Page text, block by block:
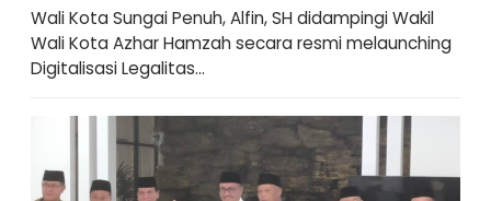
Wali Kota Sungai Penuh, Alfin, SH didampingi Wakil
Wali Kota Azhar Hamzah secara resmi melaunching
Digitalisasi Legalitas...